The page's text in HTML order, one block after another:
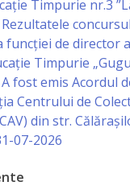
Timpurie nr.3
funcției de director
Timpurie
fost emis Acordul
Centrului de
din str.
07-2026